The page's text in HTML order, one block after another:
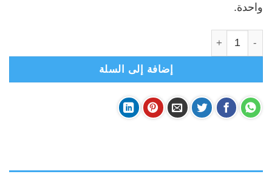
واحدة.
كمية انفانتي- عربة الشارع INFANTI C9 - أزرق
إضافة إلى السلة